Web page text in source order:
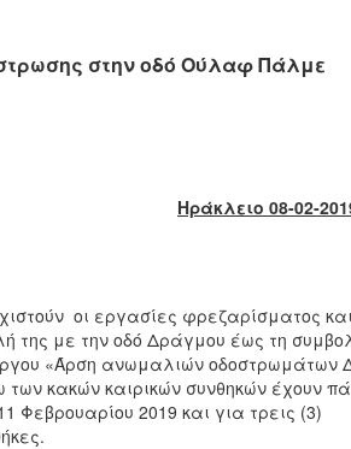
στην οδό Ούλαφ Πάλμε
Ηράκλειο 08-02-
οι εργασίες φρεζαρίσματος και
με την οδό Δράγμου έως τη
«Άρση ανωμαλιών οδοστρωμάτων
κακών καιρικών συνθηκών έχουν
Φεβρουαρίου 2019 και για τρεις (3)